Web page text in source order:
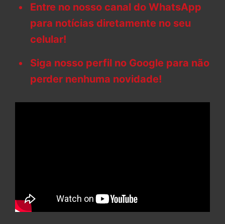
Entre no nosso canal do WhatsApp
para notícias diretamente no seu
celular!
Siga nosso perfil no Google para não
perder nenhuma novidade!